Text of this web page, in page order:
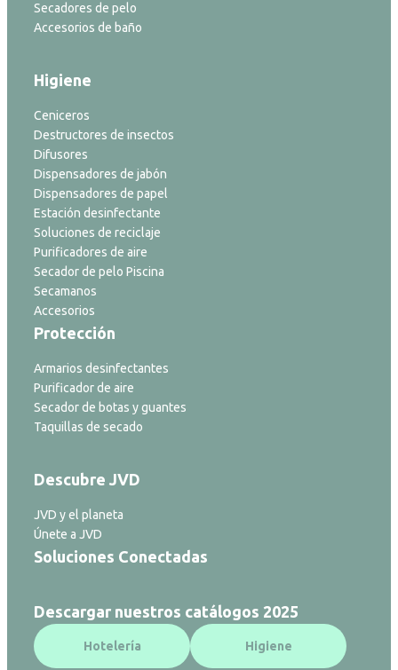
Secadores de pelo
Accesorios de baño
Higiene
Ceniceros
Destructores de insectos
Difusores
Dispensadores de jabón
Dispensadores de papel
Estación desinfectante
Soluciones de reciclaje
Purificadores de aire
Secador de pelo Piscina
Secamanos
Accesorios
Protección
Armarios desinfectantes
Purificador de aire
Secador de botas y guantes
Taquillas de secado
Descubre JVD
JVD y el planeta
Únete a JVD
Soluciones Conectadas
Descargar nuestros catálogos 2025
Hotelería Higiene